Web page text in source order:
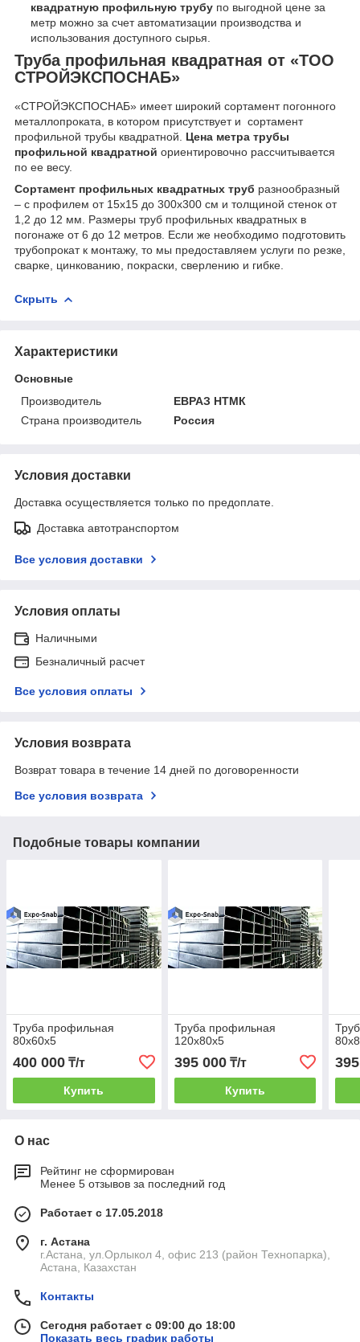
квадратную профильную трубу по выгодной цене за
метр можно за счет автоматизации производства и
использования доступного сырья.
Труба профильная квадратная от «ТОО
СТРОЙЭКСПОСНАБ»
«СТРОЙЭКСПОСНАБ» имеет широкий сортамент погонного
металлопроката, в котором присутствует и сортамент
профильной трубы квадратной. Цена метра трубы
профильной квадратной ориентировочно рассчитывается
по ее весу.
Сортамент профильных квадратных труб разнообразный
– с профилем от 15х15 до 300х300 см и толщиной стенок от
1,2 до 12 мм. Размеры труб профильных квадратных в
погонаже от 6 до 12 метров. Если же необходимо подготовить
трубопрокат к монтажу, то мы предоставляем услуги по резке,
сварке, цинкованию, покраски, сверлению и гибке.
Скрыть
Характеристики
Основные
Производитель
ЕВРАЗ НТМК
Страна производитель
Россия
Условия доставки
Доставка осуществляется только по предоплате.
Доставка автотранспортом
Все условия доставки
Условия оплаты
Наличными
Безналичный расчет
Все условия оплаты
Условия возврата
Возврат товара в течение 14 дней по договоренности
Все условия возврата
Подобные товары компании
Труба профильная
80х60х5
400 000 ₸/т
Купить
Труба профильная
120х80х5
395 000₸/т
Купить
О нас
Рейтинг не сформирован
Менее 5 отзывов за последний год
Работает с 17.05.2018
г. Астана
г.Астана, ул.Орлыкол 4, офис 213 (район Технопарка),
Астана, Казахстан
Контакты
Сегодня работает с 09:00 до 18:00
Показать весь график работы